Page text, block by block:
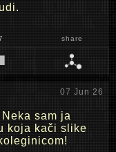
share
07 Jun 26
sam ja
koja kači slike